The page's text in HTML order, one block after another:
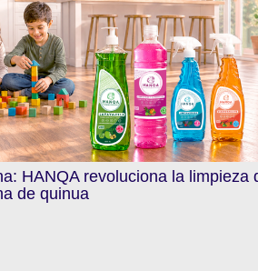
HANQA revoluciona la limpieza
de quinua